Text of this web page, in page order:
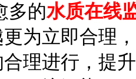
多的水质在线
为立即合理
理进行，提